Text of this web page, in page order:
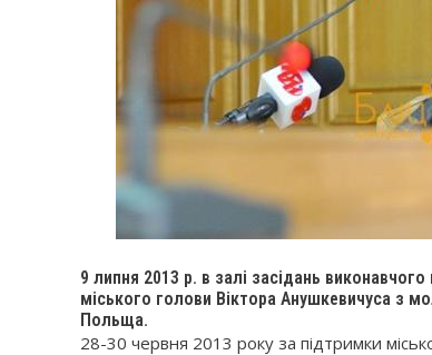
9 липня 2013 р. в залі засідань виконавчого
міського голови Віктора Анушкевичуса з
Польща.
28-30 червня 2013 року за підтримки